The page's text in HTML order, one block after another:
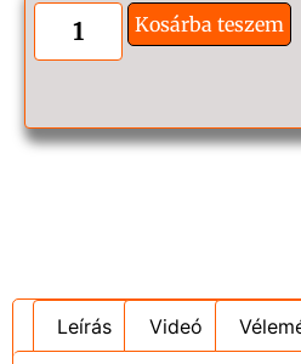
Kosárba teszem
Leírás Videó